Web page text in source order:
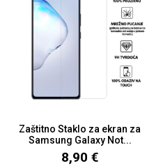
Zaštitno Staklo za ekran za
Samsung Galaxy Not...
8,90 €
Univerzalne futrole i
maskice